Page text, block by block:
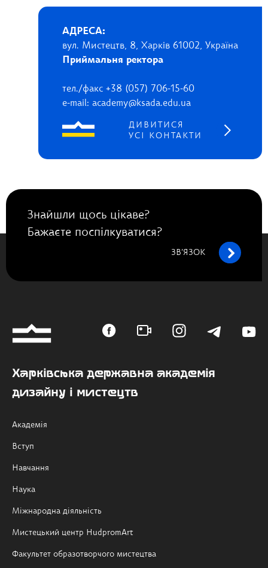
АДРЕСА:
вул. Мистецтв, 8, Харків 61002, Україна
Приймальня ректора
тел./факс +38 (057) 706-15-60
e-mail: academy@ksada.edu.ua
ДИВИТИСЯ
УСІ КОНТАКТИ
Знайшли щось цікаве?
Бажаєте поспілкуватися?
ЗВ’ЯЗОК
Харківська державна академія
дизайну і мистецтв
Академія
Вступ
Навчання
Наука
Міжнародна діяльність
Мистецький центр HudpromArt
Факультет образотворчого мистецтва